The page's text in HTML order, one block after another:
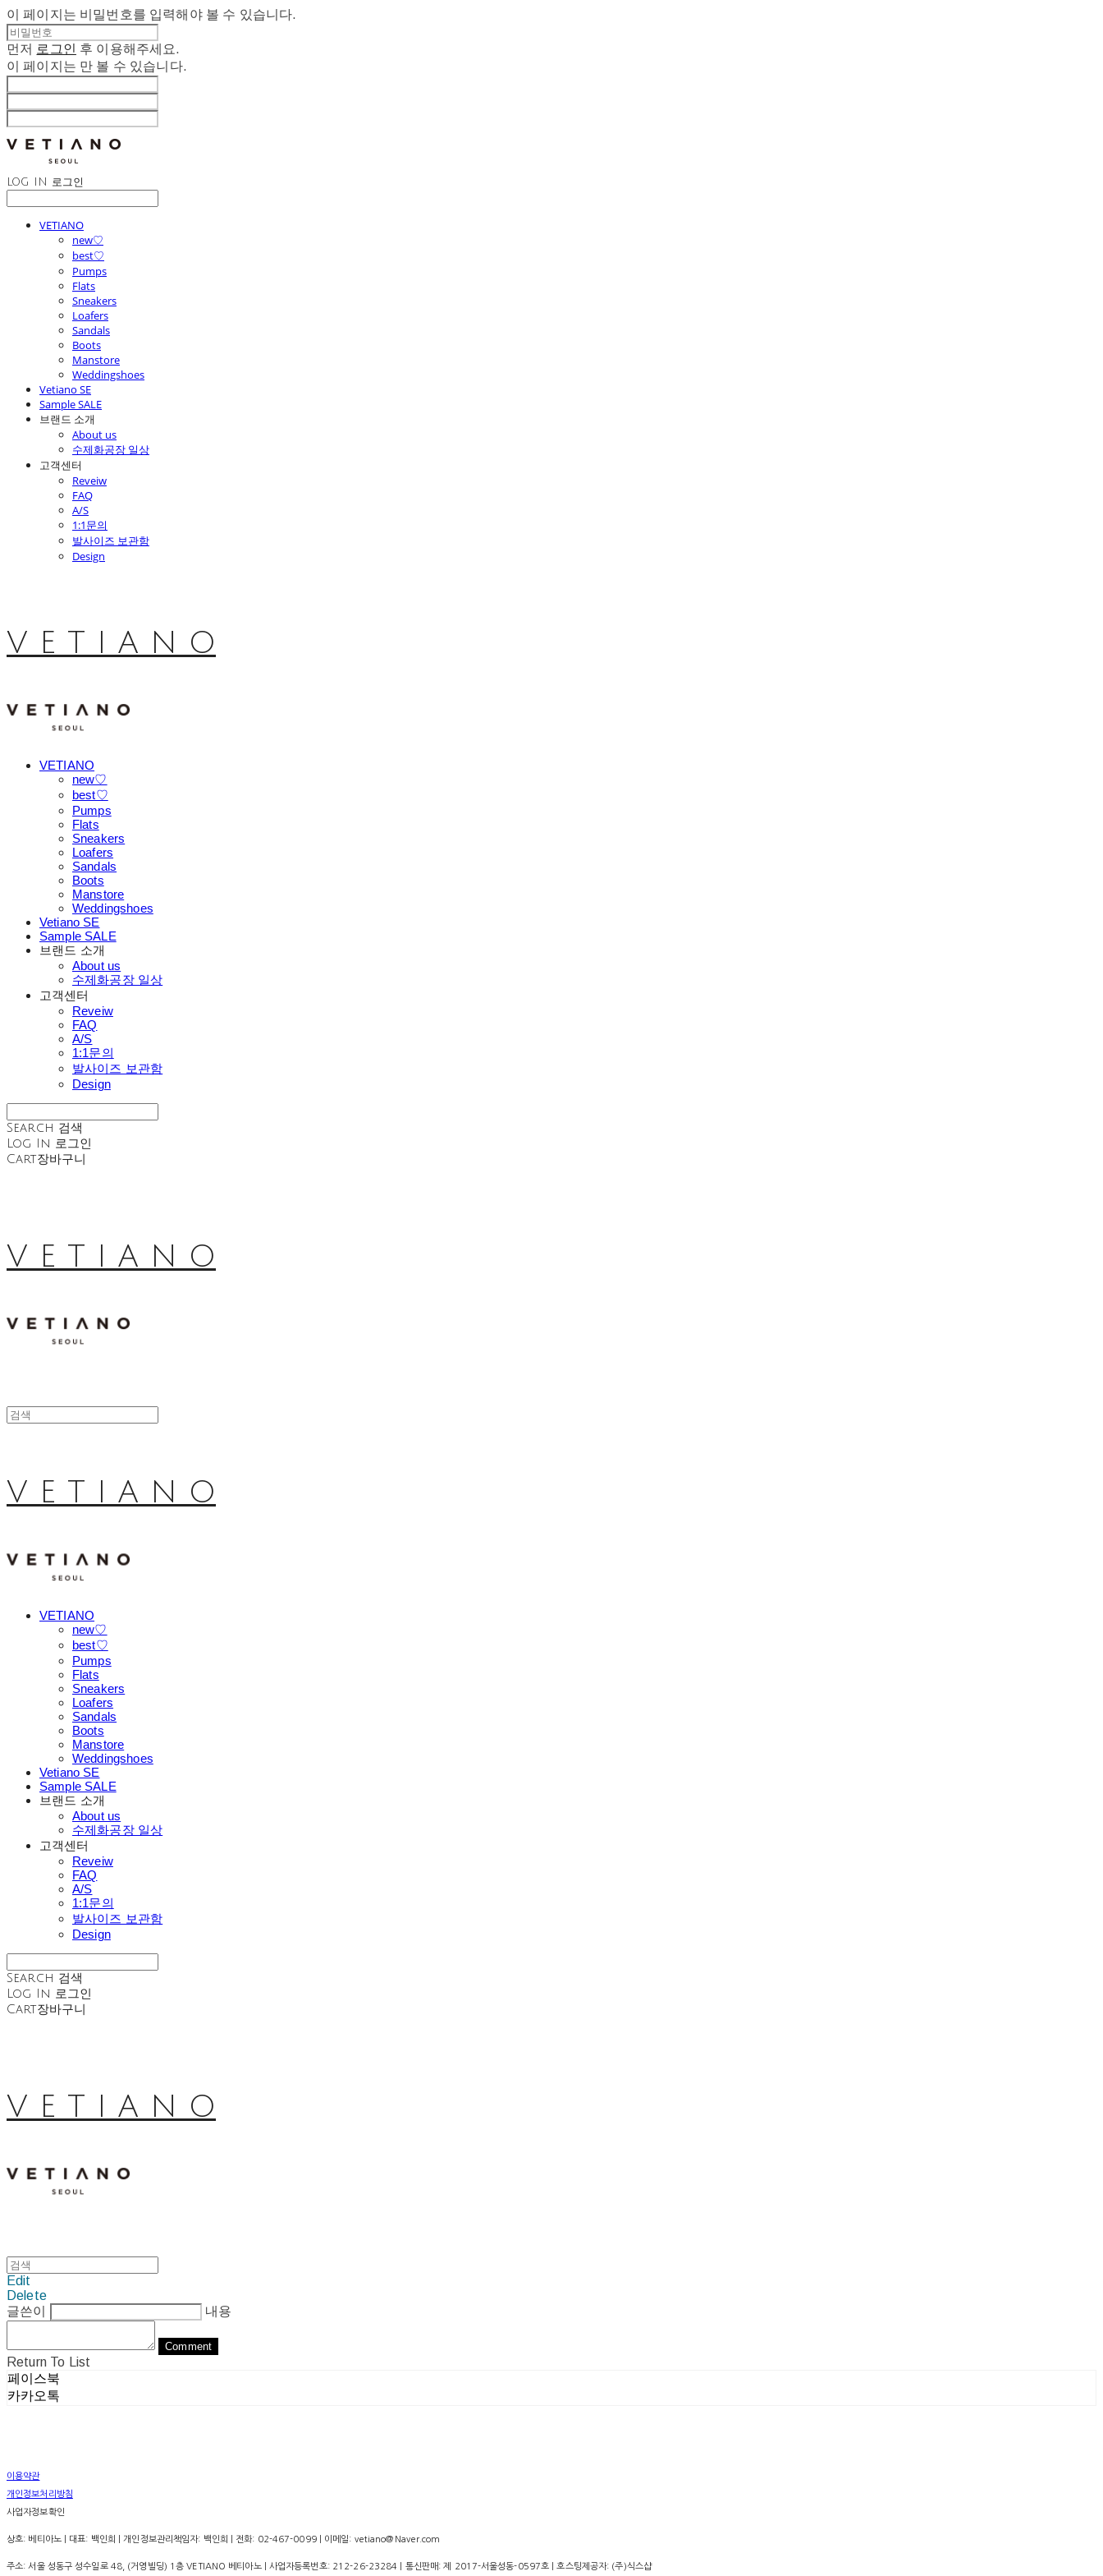
이 페이지는 비밀번호를 입력해야 볼 수 있습니다.
먼저 로그인 후 이용해주세요.
이 페이지는 만 볼 수 있습니다.
LOG IN 로그인
VETIANO
new♡
best♡
Pumps
Flats
Sneakers
Loafers
Sandals
Boots
Manstore
Weddingshoes
Vetiano SE
Sample SALE
브랜드 소개
About us
수제화공장 일상
고객센터
Reveiw
FAQ
A/S
1:1문의
발사이즈 보관함
Design
V E T I A N O
VETIANO
new♡
best♡
Pumps
Flats
Sneakers
Loafers
Sandals
Boots
Manstore
Weddingshoes
Vetiano SE
Sample SALE
브랜드 소개
About us
수제화공장 일상
고객센터
Reveiw
FAQ
A/S
1:1문의
발사이즈 보관함
Design
Search 검색
Log In 로그인
Cart장바구니
V E T I A N O
V E T I A N O
VETIANO
new♡
best♡
Pumps
Flats
Sneakers
Loafers
Sandals
Boots
Manstore
Weddingshoes
Vetiano SE
Sample SALE
브랜드 소개
About us
수제화공장 일상
고객센터
Reveiw
FAQ
A/S
1:1문의
발사이즈 보관함
Design
Search 검색
Log In 로그인
Cart장바구니
V E T I A N O
Edit
Delete
글쓴이
내용
Comment
Return To List
페이스북
카카오톡
이용약관
개인정보처리방침
사업자정보확인
상호: 베티아노 | 대표: 백인희 | 개인정보관리책임자: 백인희 | 전화: 02-467-0099 | 이메일: vetiano@Naver.com
주소: 서울 성동구 성수일로 48, (거영빌딩) 1층 VETIANO 베티아노 | 사업자등록번호: 212-26-23284 | 통신판매:제 2017-서울성동-0597호 | 호스팅제공자: (주)식스샵